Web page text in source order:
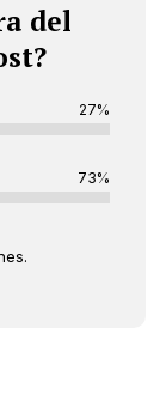
del
27%
73%